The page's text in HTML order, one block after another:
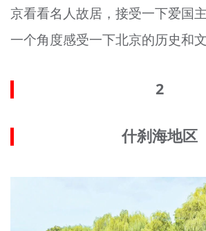
京看看名人故居，接受一下爱国
一个角度感受一下北京的历史和
2
什刹海地区